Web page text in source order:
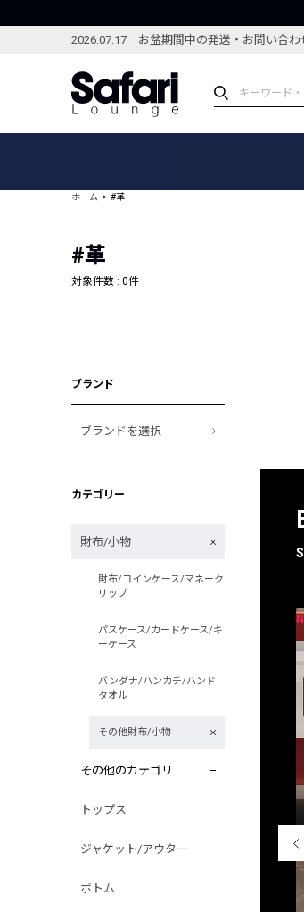
2026.07.17 お盆期間中の発送・お問い合わ
ブランドから探す
新着アイテム
編集部のおすすめアイテム
ホーム #革
#革
対象件数 : 0件
ブランド
ブランドを選択
カテゴリー
財布/小物
財布/コインケース/マネーク
リップ
パスケース/カードケース/キ
ーケース
バンダナ/ハンカチ/ハンド
タオル
その他財布/小物
その他のカテゴリ
トップス
ジャケット/アウター
ボトム